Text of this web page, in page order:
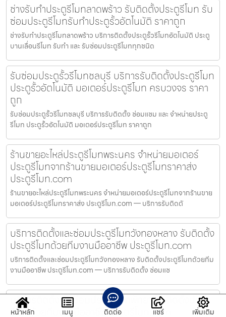
ช่างรับทำประตูรีโมทลาดพร้าว รับติดตั้งประตูรีโมท รับ
ซ่อมประตูรีโมทรับทำประตูรั้วอัตโนมัติ ราคาถูก
ช่างรับทำประตูรีโมทลาดพร้าว บริการติดตั้งประตูรั้วรีโมทอัตโนมัติ ประตู
บานเลื่อนรีโมท รับทำ และ รับซ่อมประตูรีโมททุกชนิด
รับซ่อมประตูรั้วรีโมทชลบุรี บริการรับติดตั้งประตูรีโมท
ประตูรั้วอัตโนมัติ มอเตอร์ประตูรีโมท ครบวงจร ราคา
ถูก
รับซ่อมประตูรั้วรีโมทชลบุรี บริการรับติดตั้ง ซ่อมแซม และ จำหน่ายประตู
รีโมท ประตูรั้วอัตโนมัติ มอเตอร์ประตูรีโมท ราคาถูก
ร้านขายอะไหล่ประตูรีโมทพระนคร จำหน่ายมอเตอร์
ประตูรีโมทจากร้านขายมอเตอร์ประตูรีโมทราคาส่ง
ประตูรีโมท.com
ร้านขายอะไหล่ประตูรีโมทพระนคร จำหน่ายมอเตอร์ประตูรีโมทจากร้านขาย
มอเตอร์ประตูรีโมทราคาส่ง ประตูรีโมท.com — บริการรับติดตั
บริการติดตั้งและซ่อมประตูรีโมทวังทองหลาง รับติดตั้ง
ประตูรีโมทด้วยทีมงานมืออาชีพ ประตูรีโมท.com
บริการติดตั้งและซ่อมประตูรีโมทวังทองหลาง รับติดตั้งประตูรีโมทด้วยทีม
งานมืออาชีพ ประตูรีโมท.com — บริการรับติดตั้ง ซ่อมแซ
บริการติดตั้งและซ่อมประตูรีโมทพัทยา รับติดตั้งประตู
รีโมทด้วยทีมงานมืออาชีพ ประตูรีโมท.com
หน้าหลัก เมนู ติดต่อ แชร์ เพิ่มเติม